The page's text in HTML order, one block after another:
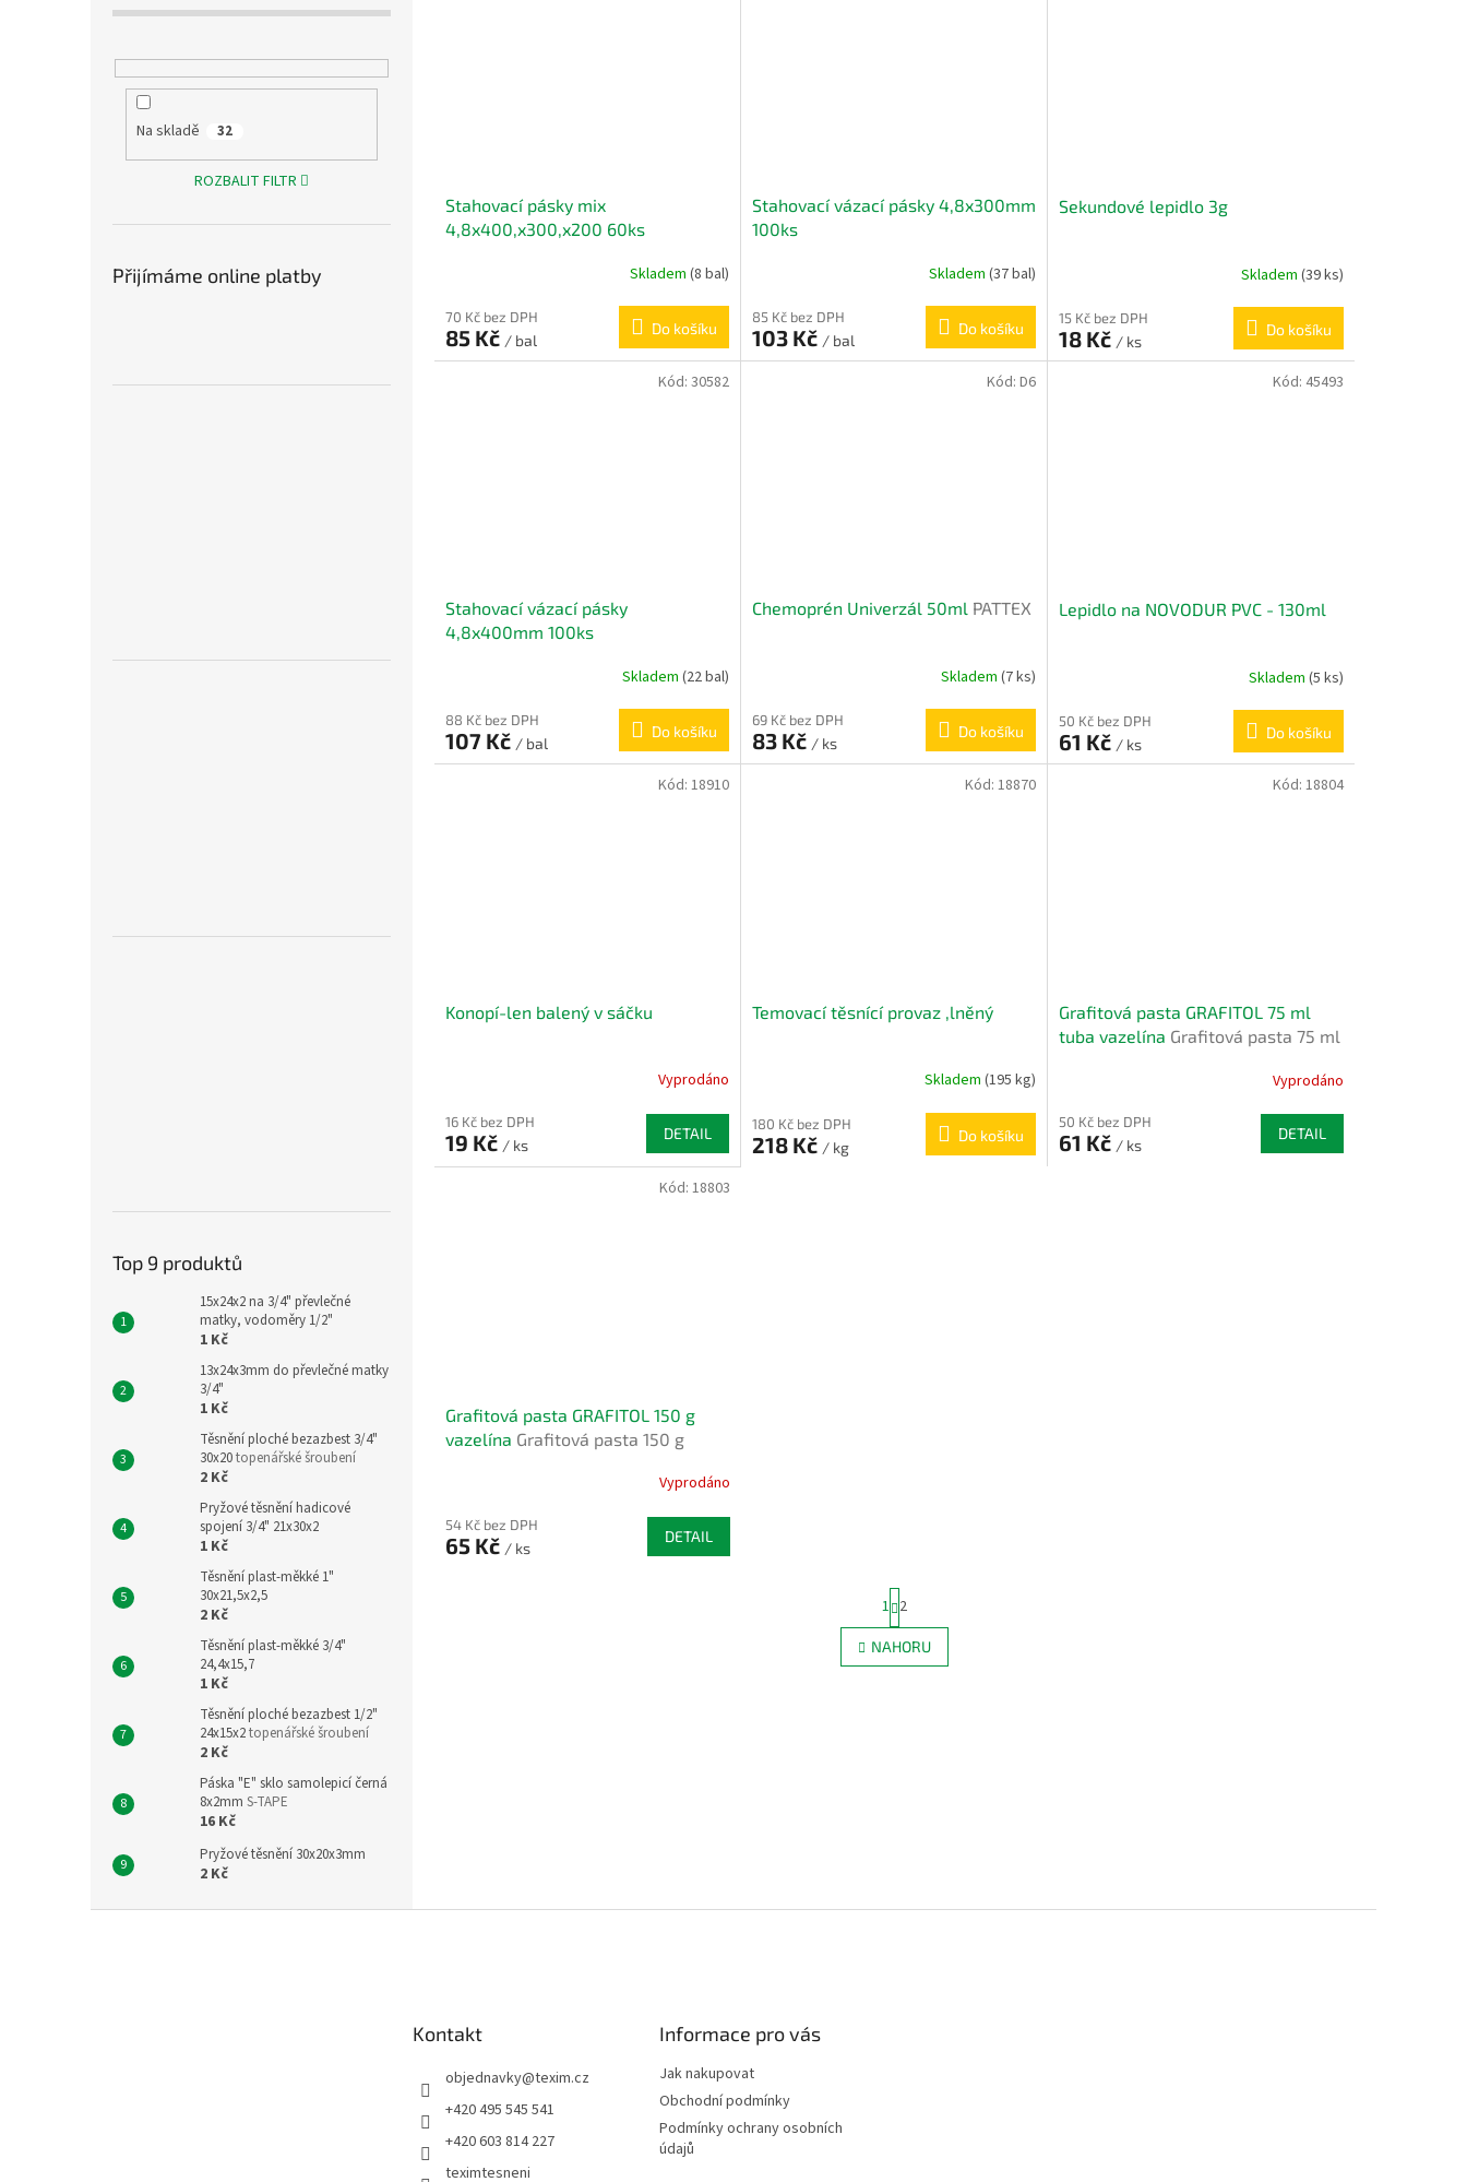
Na skladě 32
ROZBALIT FILTR
Přijímáme online platby
Top 9 produktů
15x24x2 na 3/4" převlečné
matky, vodoměry 1/2"
1 Kč
13x24x3mm do převlečné matky
3/4"
1 Kč
Těsnění ploché bezazbest 3/4"
30x20topenářské šroubení
2 Kč
Pryžové těsnění hadicové
spojení 3/4" 21x30x2
1 Kč
Těsnění plast-měkké 1"
30x21,5x2,5
2 Kč
Těsnění plast-měkké 3/4"
24,4x15,7
1 Kč
Těsnění ploché bezazbest 1/2"
24x15x2topenářské šroubení
2 Kč
Páska "E" sklo samolepicí černá
8x2mm S-TAPE
16 Kč
Pryžové těsnění 30x20x3mm
2 Kč
Stahovací pásky mix
4,8x400,x300,x200 60ks
Skladem (8 bal)
70 Kč bez DPH
85 Kč / bal
Do košíku
Stahovací vázací pásky 4,8x300mm
100ks
Skladem (37 bal)
85 Kč bez DPH
103 Kč / bal
Do košíku
Sekundové lepidlo 3g
Skladem (39 ks)
15 Kč bez DPH
18 Kč / ks
Do košíku
Stahovací vázací pásky
4,8x400mm 100ks
Skladem (22 bal)
88 Kč bez DPH
107 Kč / bal
Do košíku
Kód: 30582
Chemoprén Univerzál 50ml PATTEX
Skladem (7 ks)
69 Kč bez DPH
83 Kč / ks
Do košíku
Kód: D6
Lepidlo na NOVODUR PVC - 130ml
Skladem (5 ks)
50 Kč bez DPH
61 Kč / ks
Do košíku
Kód: 45493
Konopí-len balený v sáčku
Vyprodáno
16 Kč bez DPH
19 Kč / ks
DETAIL
Kód: 18910
Temovací těsnící provaz ,lněný
Skladem (195 kg)
180 Kč bez DPH
218 Kč / kg
Do košíku
Kód: 18870
Grafitová pasta GRAFITOL 75 ml
tuba vazelína Grafitová pasta 75 ml
Vyprodáno
50 Kč bez DPH
61 Kč / ks
DETAIL
Kód: 18804
Grafitová pasta GRAFITOL 150 g
vazelína Grafitová pasta 150 g
Vyprodáno
54 Kč bez DPH
65 Kč / ks
DETAIL
Kód: 18803
O
v
v
S
t
r
á
n
1 2
NAHORU
Kontakt
objednavky@texim.cz
+420 495 545 541
+420 603 814 227
teximtesneni
Informace pro vás
Jak nakupovat
Obchodní podmínky
Podmínky ochrany osobních
údajů